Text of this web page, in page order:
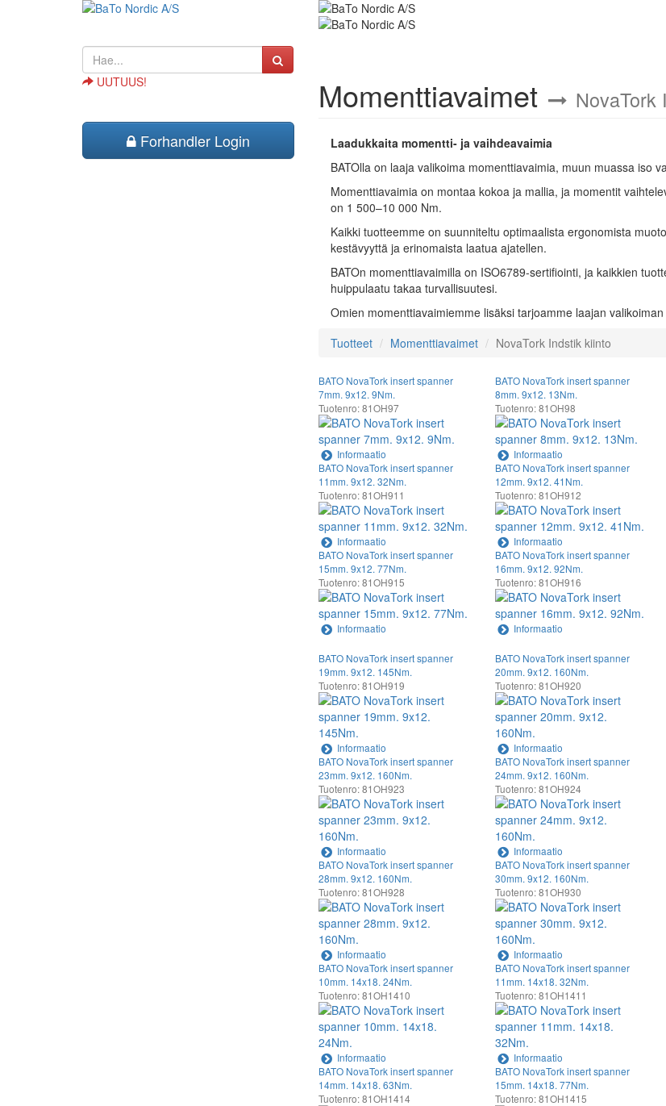
UUTUUS!
Forhandler Login
Momenttiavaimet NovaTork
Laadukkaita momentti- ja vaihdeavaimia
BATOlla on laaja valikoima momenttiavaimia, muun muassa iso
Momenttiavaimia on montaa kokoa ja mallia, ja momentit
on 1 500–10 000 Nm.
Kaikki tuotteemme on suunniteltu optimaalista ergonomista
kestävyyttä ja erinomaista laatua ajatellen.
BATOn momenttiavaimilla on ISO6789-sertifiointi, ja kaikkien
huippulaatu takaa turvallisuutesi.
Omien momenttiavaimiemme lisäksi tarjoamme laajan valikoiman
Tuotteet
Momenttiavaimet NovaTork Indstik kiinto
BATO NovaTork insert spanner
7mm. 9x12. 9Nm.
Tuotenro: 81OH97
Informaatio
BATO NovaTork insert spanner
8mm. 9x12. 13Nm.
Tuotenro: 81OH98
Informaatio
BATO NovaTork insert spanner
11mm. 9x12. 32Nm.
Tuotenro: 81OH911
Informaatio
BATO NovaTork insert spanner
12mm. 9x12. 41Nm.
Tuotenro: 81OH912
Informaatio
BATO NovaTork insert spanner
15mm. 9x12. 77Nm.
Tuotenro: 81OH915
Informaatio
BATO NovaTork insert spanner
16mm. 9x12. 92Nm.
Tuotenro: 81OH916
Informaatio
BATO NovaTork insert spanner
19mm. 9x12. 145Nm.
Tuotenro: 81OH919
Informaatio
BATO NovaTork insert spanner
20mm. 9x12. 160Nm.
Tuotenro: 81OH920
Informaatio
BATO NovaTork insert spanner
23mm. 9x12. 160Nm.
Tuotenro: 81OH923
Informaatio
BATO NovaTork insert spanner
24mm. 9x12. 160Nm.
Tuotenro: 81OH924
Informaatio
BATO NovaTork insert spanner
28mm. 9x12. 160Nm.
Tuotenro: 81OH928
Informaatio
BATO NovaTork insert spanner
30mm. 9x12. 160Nm.
Tuotenro: 81OH930
Informaatio
BATO NovaTork insert spanner
10mm. 14x18. 24Nm.
Tuotenro: 81OH1410
Informaatio
BATO NovaTork insert spanner
11mm. 14x18. 32Nm.
Tuotenro: 81OH1411
Informaatio
BATO NovaTork insert spanner
14mm. 14x18. 63Nm.
Tuotenro: 81OH1414
BATO NovaTork insert spanner
15mm. 14x18. 77Nm.
Tuotenro: 81OH1415